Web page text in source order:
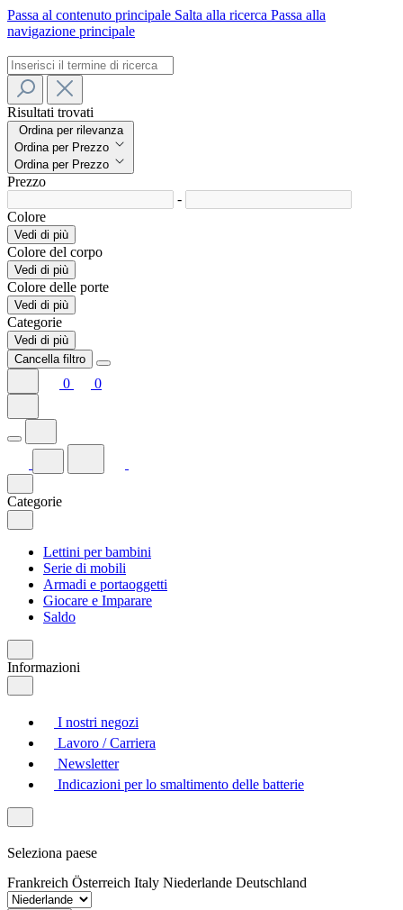
Passa al contenuto principale Salta alla ricerca Passa alla
navigazione principale
Risultati trovati
Ordina per rilevanza
Ordina per Prezzo
Ordina per Prezzo
Prezzo
-
Colore
Vedi di più
Colore del corpo
Vedi di più
Colore delle porte
Vedi di più
Categorie
Vedi di più
Cancella filtro
0 0
Categorie
Lettini per bambini
Serie di mobili
Armadi e portaoggetti
Giocare e Imparare
Saldo
Informazioni
I nostri negozi
Lavoro / Carriera
Newsletter
Indicazioni per lo smaltimento delle batterie
Seleziona paese
Frankreich Österreich Italy Niederlande Deutschland